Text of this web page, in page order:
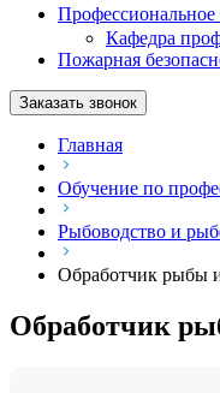
Профессиональное
Кафедра
Пожарная
Заказать звонок
Главная
Обучение по
Рыбоводство и
Обработчик рыбы
Обработчик